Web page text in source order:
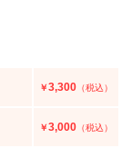
￥3,300 （税込）
￥3,000 （税込）